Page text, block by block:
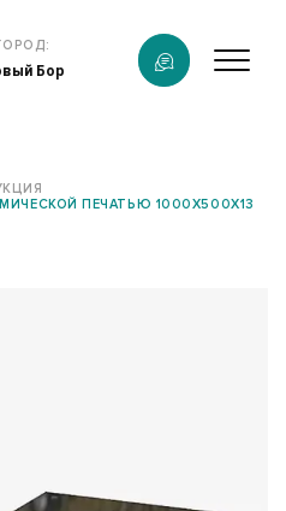
Бор
ПЕЧАТЬЮ 1000X500X13